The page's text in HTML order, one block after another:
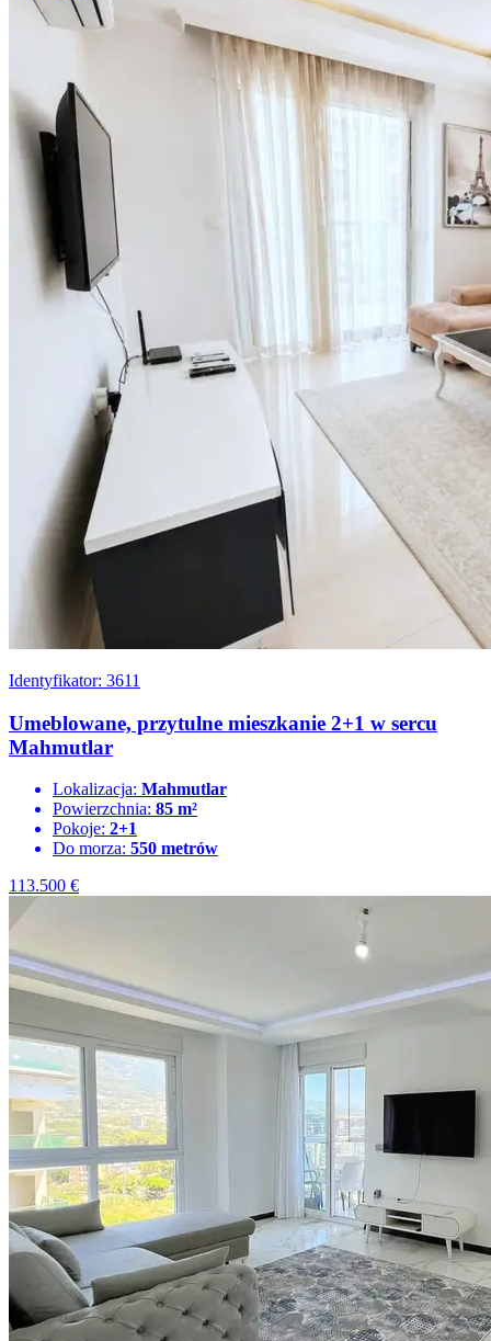
Identyfikator: 3611
Umeblowane, przytulne mieszkanie 2+1 w sercu
Mahmutlar
Lokalizacja: Mahmutlar
Powierzchnia: 85 m²
Pokoje: 2+1
Do morza: 550 metrów
113.500 €